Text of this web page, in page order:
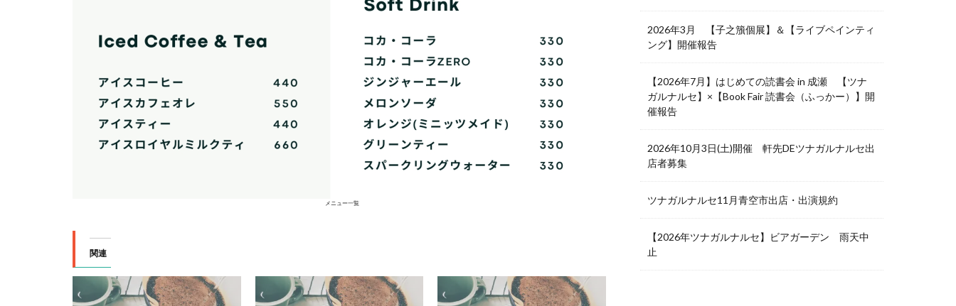
メニュー一覧
関連
2026年3月 【子之籏個展】＆【ライブペインティ
ング】開催報告
【2026年7月】はじめての読書会 in 成瀬 【ツナ
ガルナルセ】×【Book Fair 読書会（ふっかー）】開
催報告
2026年10月3日(土)開催 軒先DEツナガルナルセ出
店者募集
ツナガルナルセ11月青空市出店・出演規約
【2026年ツナガルナルセ】ビアガーデン 雨天中
止